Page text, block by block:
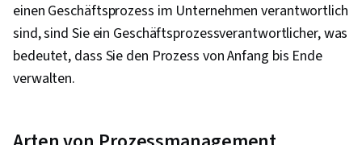
einen Geschäftsprozess im Unternehmen verantwortlich
sind, sind Sie ein Geschäftsprozessverantwortlicher, was
bedeutet, dass Sie den Prozess von Anfang bis Ende
verwalten.